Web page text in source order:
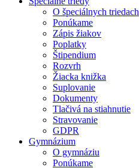
O špeciálnych triedach
Ponúkame
Zápis žiakov
Poplatky
Štipendium
Rozvrh
Žiacka knižka
Suplovanie
Dokumenty
Tlačivá na stiahnutie
Stravovanie
GDPR
Gymnázium
O gymnáziu
Ponúkame